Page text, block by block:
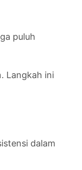
puluh
Langkah ini
dalam